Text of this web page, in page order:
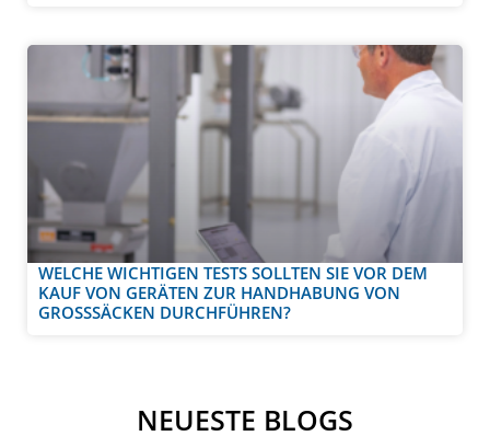
WELCHE WICHTIGEN TESTS SOLLTEN SIE VOR DEM
KAUF VON GERÄTEN ZUR HANDHABUNG VON
GROSSSÄCKEN DURCHFÜHREN?
NEUESTE BLOGS